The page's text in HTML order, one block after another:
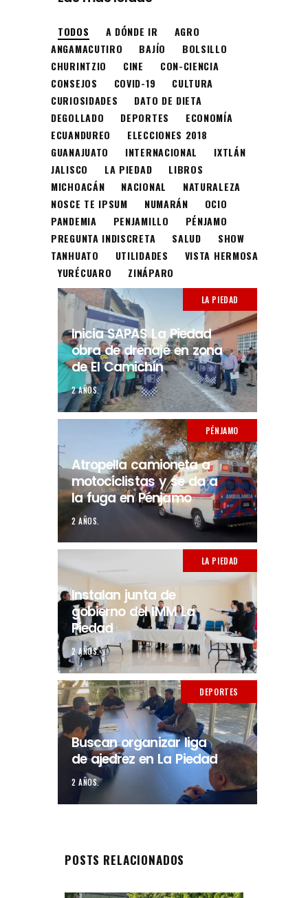
TODOS A DÓNDE IR
AGRO
ANGAMACUTIRO
BAJÍO
BOLSILLO
CHURINTZIO
CINE
CON-CIENCIA
CONSEJOS
COVID-19
CULTURA
CURIOSIDADES
DATO DE DIETA
DEGOLLADO
DEPORTES
ECONOMÍA
ECUANDUREO
ELECCIONES 2018
GUANAJUATO
INTERNACIONAL
IXTLÁN
JALISCO
LA PIEDAD
LIBROS
MICHOACÁN
NACIONAL
NATURALEZA
NOSCE TE IPSUM
NUMARÁN
OCIO
PANDEMIA
PENJAMILLO
PÉNJAMO
PREGUNTA INDISCRETA
SALUD
SHOW
TANHUATO
UTILIDADES
VISTA HERMOSA
YURÉCUARO
ZINÁPARO
LA PIEDAD
Inicia SAPAS La Piedad
obra de drenaje en zona
de El Camichín
2 AÑOS.
PÉNJAMO
Atropella camioneta a
motociclistas y se da a
la fuga en Pénjamo
2 AÑOS.
LA PIEDAD
Instalan junta de
gobierno del IMM La
Piedad
2 AÑOS.
DEPORTES
Buscan organizar liga
de ajedrez en La Piedad
2 AÑOS.
POSTS RELACIONADOS